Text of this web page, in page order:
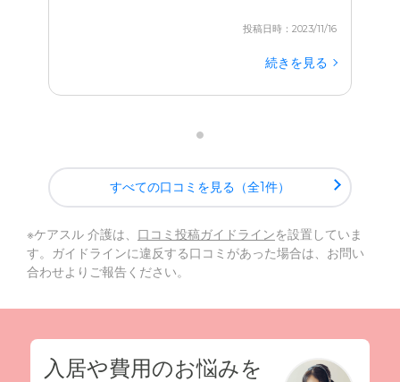
投稿日時：2023/11/16
続きを見る
すべての口コミを見る（全1件）
※ケアスル 介護は、 口コミ投稿ガイドラインを設置していま
す。ガイドラインに違反する口コミがあった場合は、お問い
合わせよりご報告ください。
入居や費用のお悩みを